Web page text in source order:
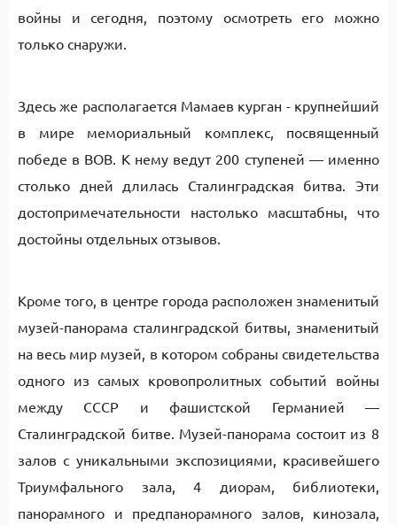
войны и сегодня, поэтому осмотреть его можно
только снаружи.
Здесь же располагается Мамаев курган - крупнейший
в мире мемориальный комплекс, посвященный
победе в ВОВ. К нему ведут 200 ступеней — именно
столько дней длилась Сталинградская битва. Эти
достопримечательности настолько масштабны, что
достойны отдельных отзывов.
Кроме того, в центре города расположен знаменитый
музей-панорама сталинградской битвы, знаменитый
на весь мир музей, в котором собраны свидетельства
одного из самых кровопролитных событий войны
между СССР и фашистской Германией —
Сталинградской битве. Музей-панорама состоит из 8
залов с уникальными экспозициями, красивейшего
Триумфального зала, 4 диорам, библиотеки,
панорамного и предпанорамного залов, кинозала,